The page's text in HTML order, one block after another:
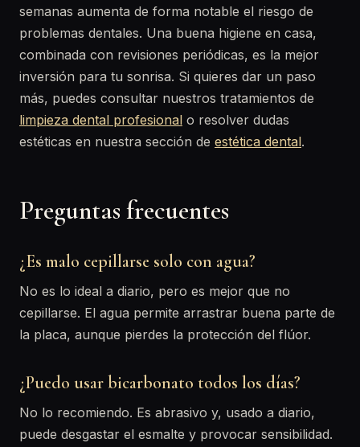
semanas aumenta de forma notable el riesgo de
problemas dentales. Una buena higiene en casa,
combinada con revisiones periódicas, es la mejor
inversión para tu sonrisa. Si quieres dar un paso
más, puedes consultar nuestros tratamientos de
limpieza dental profesional o resolver dudas
estéticas en nuestra sección de estética dental.
Preguntas frecuentes
¿Es malo cepillarse solo con agua?
No es lo ideal a diario, pero es mejor que no
cepillarse. El agua permite arrastrar buena parte de
la placa, aunque pierdes la protección del flúor.
¿Puedo usar bicarbonato todos los días?
No lo recomiendo. Es abrasivo y, usado a diario,
puede desgastar el esmalte y provocar sensibilidad.